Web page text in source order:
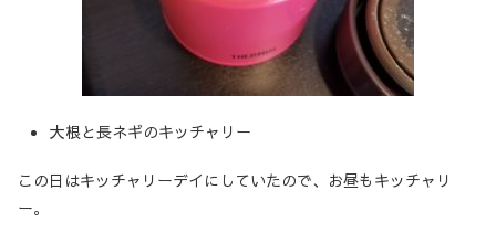
大根と長ネギのキッチャリー
この日はキッチャリーデイにしていたので、お昼もキッチャリ
ー。